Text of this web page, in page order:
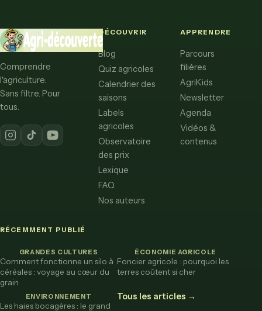
Comprendre
l'agriculture.
Sans filtre. Pour
tous.
DÉCOUVRIR
Blog
Quiz agricoles
Calendrier des
saisons
Labels
agricoles
Observatoire
des prix
Lexique
FAQ
Nos auteurs
APPRENDRE
Parcours
filières
AgriKids
Newsletter
Agenda
Vidéos &
contenus
RÉCEMMENT PUBLIÉ
GRANDES CULTURES
Comment fonctionne un silo à
céréales : voyage au cœur du
grain
ÉCONOMIE AGRICOLE
Foncier agricole : pourquoi les
terres coûtent si cher
ENVIRONNEMENT
Les haies bocagères : le grand
Tous les articles →